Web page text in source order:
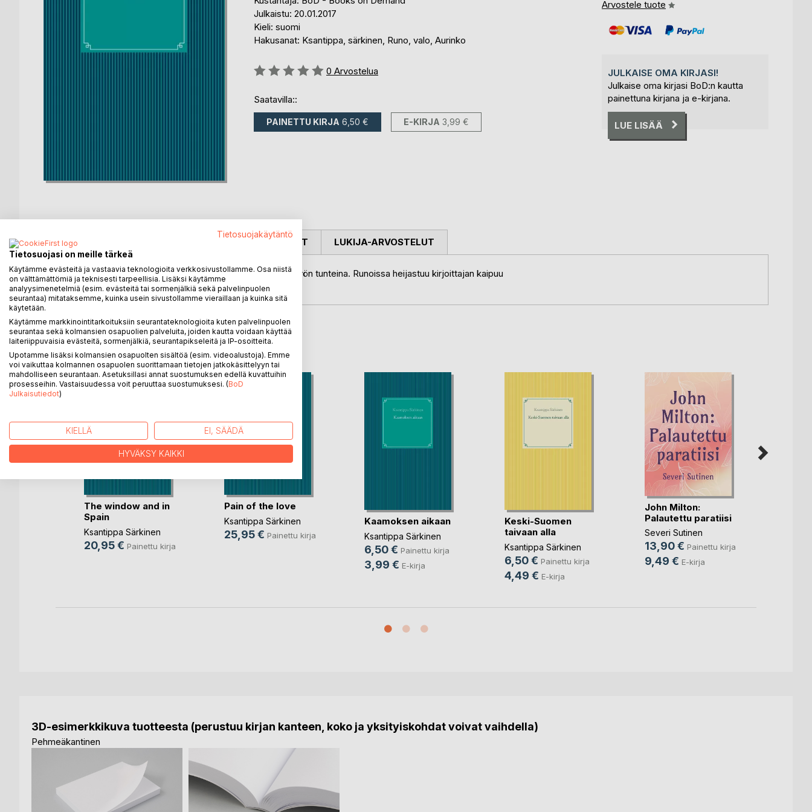
Julkaistu: 20.01.2017
Kieli: suomi
Hakusanat: Ksantippa, särkinen, Runo, valo, Aurinko
Arvostelu::
0 Arvostelua
Saatavilla::
PAINETTU KIRJA 6,50 € E-KIRJA 3,99 €
Arvostele tuote
JULKAISE OMA KIRJASI!
Julkaise oma kirjasi BoD:n kautta
painettuna kirjana ja e-kirjana.
LUE LISÄÄ
KUVAUS
Yötön yö -kirja sisältää runoja, jotka ovat syntyneet aamuyön tunteina. Runoissa heijastuu kirjoittajan kaipuu
aurinkoisiin päiviin ja sisäisen rauhan löytämiseen.
LEHDISTÖARVOSTELUT LUKIJA-ARVOSTELUT
LISÄÄ KIRJOJA BoD:LLA
The window and in
Spain
Ksantippa Särkinen
20,95 € Painettu kirja
Pain of the love
Ksantippa Särkinen
25,95 € Painettu kirja
Kaamoksen aikaan
Ksantippa Särkinen
6,50 € Painettu kirja
3,99 € E-kirja
Keski-Suomen
taivaan alla
Ksantippa Särkinen
6,50 € Painettu kirja
4,49 € E-kirja
John Milton:
Palautettu paratiisi
Severi Sutinen
13,90 € Painettu kirja
9,49 € E-kirja
3D-esimerkkikuva tuotteesta (perustuu kirjan kanteen, koko ja yksityiskohdat voivat vaihdella)
Pehmeäkantinen
Tietosuojakäytäntö
Tietosuojasi on meille tärkeä
Käytämme evästeitä ja vastaavia teknologioita verkkosivustollamme. Osa niistä
on välttämättömiä ja teknisesti tarpeellisia. Lisäksi käytämme
analyysimenetelmiä (esim. evästeitä tai sormenjälkiä sekä palvelinpuolen
seurantaa) mitataksemme, kuinka usein sivustollamme vieraillaan ja kuinka sitä
käytetään.
Käytämme markkinointitarkoituksiin seurantateknologioita kuten palvelinpuolen
seurantaa sekä kolmansien osapuolien palveluita, joiden kautta voidaan käyttää
laiteriippuvaisia evästeitä, sormenjälkiä, seurantapikseleitä ja IP-osoitteita.
Upotamme lisäksi kolmansien osapuolten sisältöä (esim. videoalustoja). Emme
voi vaikuttaa kolmannen osapuolen suorittamaan tietojen jatkokäsittelyyn tai
mahdolliseen seurantaan. Asetuksillasi annat suostumuksen edellä kuvattuihin
prosesseihin. Vastaisuudessa voit peruuttaa suostumuksesi. (BoD
Julkaisutiedot)
KIELLÄ EI, SÄÄDÄ
HYVÄKSY KAIKKI